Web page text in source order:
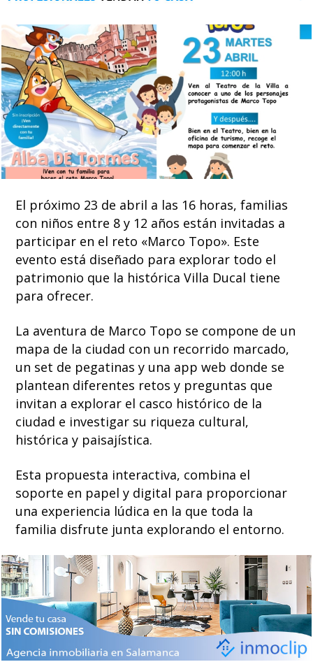
El próximo 23 de abril a las 16 horas, familias
con niños entre 8 y 12 años están invitadas a
participar en el reto «Marco Topo». Este
evento está diseñado para explorar todo el
patrimonio que la histórica Villa Ducal tiene
para ofrecer.
La aventura de Marco Topo se compone de un
mapa de la ciudad con un recorrido marcado,
un set de pegatinas y una app web donde se
plantean diferentes retos y preguntas que
invitan a explorar el casco histórico de la
ciudad e investigar su riqueza cultural,
histórica y paisajística.
Esta propuesta interactiva, combina el
soporte en papel y digital para proporcionar
una experiencia lúdica en la que toda la
familia disfrute junta explorando el entorno.